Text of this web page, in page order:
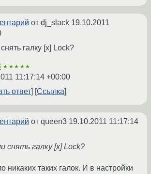
от dj_slack 19.10.2011
галку [x] Lock?
★★★★★
11:17:14 +00:00
ответ
Ссылка
от queen3 19.10.2011 11:17:14
снять галку [x] Lock?
никаких таких галок. И в настройки